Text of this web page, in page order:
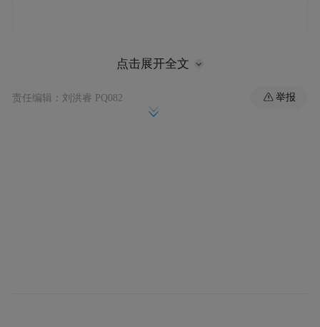
于是为了一条香肠，我上下求索，得出来的
点击展开全文
责任编辑：刘洪睿 PQ082 举报